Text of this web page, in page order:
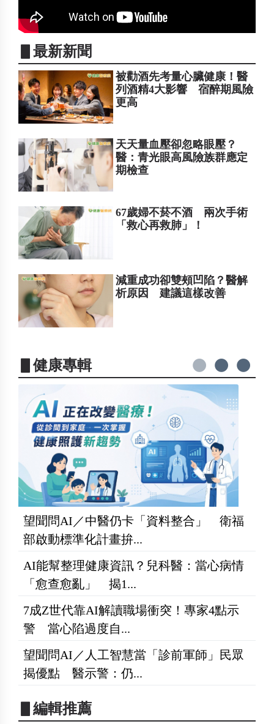
▋最新新聞
被勸酒先考量心臟健康！醫
列酒精4大影響 宿醉期風險
更高
天天量血壓卻忽略眼壓？
醫：青光眼高風險族群應定
期檢查
67歲婦不菸不酒 兩次手術
「救心再救肺」！
減重成功卻雙頰凹陷？醫解
析原因 建議這樣改善
▋健康專輯
望聞問AI／中醫仍卡「資料整合」 衛福
部啟動標準化計畫拚...
AI能幫整理健康資訊？兒科醫：當心病情
「愈查愈亂」 揭1...
7成Z世代靠AI解讀職場衝突！專家4點示
警 當心陷過度自...
望聞問AI／人工智慧當「診前軍師」民眾
揭優點 醫示警：仍...
▋編輯推薦